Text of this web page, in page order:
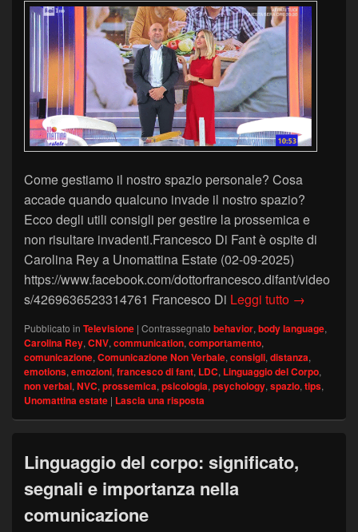
Come gestiamo il nostro spazio personale? Cosa
accade quando qualcuno invade il nostro spazio?
Ecco degli utili consigli per gestire la prossemica e
non risultare invadenti.Francesco Di Fant è ospite di
Carolina Rey a Unomattina Estate (02-09-2025)
https://www.facebook.com/dottorfrancesco.difant/video
s/4269636523314761 Francesco Di Leggi tutto Lo spazio
→
Pubblicato in Televisione | Contrassegnato behavior,body language,
Carolina Rey,CNV,communication,comportamento,
comunicazione,Comunicazione Non Verbale,consigli,distanza,
emotions,emozioni,francesco di fant, LDC, Linguaggio del Corpo,
non verbal,NVC,prossemica,psicologia,psychology,spazio,tips,
Unomattina estate | Lascia una risposta
Linguaggio del corpo: significato,
segnali e importanza nella
comunicazione